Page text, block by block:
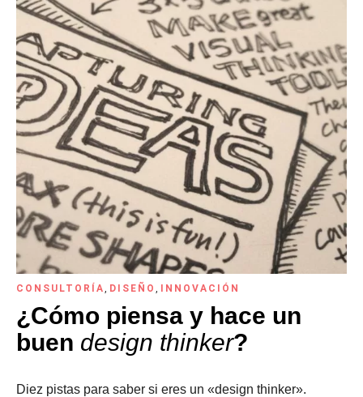
CONSULTORÍA, DISEÑO , INNOVACIÓN
¿Cómo piensa y hace un
buen design thinker?
Diez pistas para saber si eres un «design thinker».